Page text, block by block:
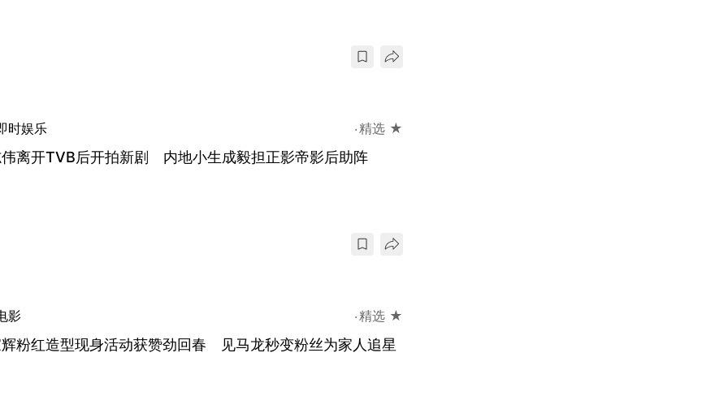
时娱乐 精选 ★
离开TVB后开拍新剧 内地小生成毅担正影帝影后助阵
影 精选 ★
粉红造型现身活动获赞劲回春 见马龙秒变粉丝为家人追星